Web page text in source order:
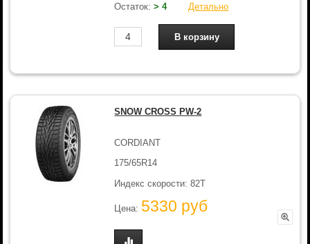
Остаток:> 4 Детально
SNOW CROSS PW-2
CORDIANT
175/65R14
Индекс скорости: 82T
Цена: 5330 руб